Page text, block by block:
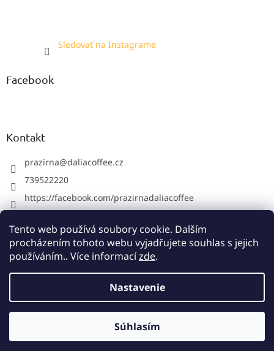
Tento web používá soubory cookie. Dalším
procházením tohoto webu vyjadřujete souhlas s jejich
používáním.. Více informacízde.
Nastavenie
Súhlasím
Sledovať na Instagrame
Facebook
Kontakt
prazirna@daliacoffee.cz
739522220
https://facebook.com/prazirnadaliacoffee
739522220
vyhradené.